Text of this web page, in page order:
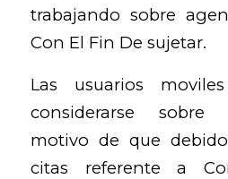
trabajando sobre
Con El Fin De sujetar.
Las usuarios
considerarse
motivo de que
citas referente a